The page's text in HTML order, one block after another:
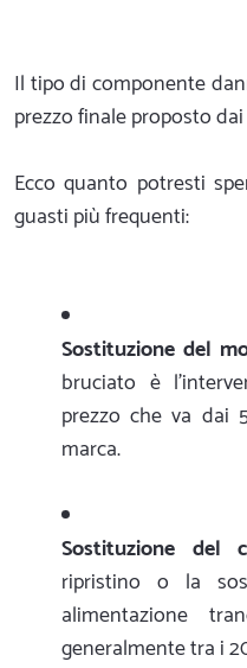
Il tipo di componente
prezzo finale proposto
Ecco quanto potresti
guasti più frequenti:
Sostituzione del
bruciato è
prezzo che va
marca.
Sostituzione del
ripristino o la
alimentazione
generalmente tra i